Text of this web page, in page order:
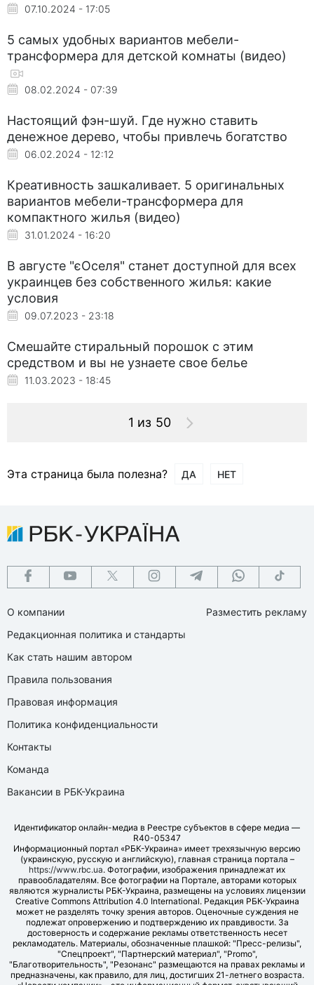
07.10.2024 - 17:05
5 самых удобных вариантов мебели-
трансформера для детской комнаты (видео)
08.02.2024 - 07:39
Настоящий фэн-шуй. Где нужно ставить
денежное дерево, чтобы привлечь богатство
06.02.2024 - 12:12
Креативность зашкаливает. 5 оригинальных
вариантов мебели-трансформера для
компактного жилья (видео)
31.01.2024 - 16:20
В августе "єОселя" станет доступной для всех
украинцев без собственного жилья: какие
условия
09.07.2023 - 23:18
Смешайте стиральный порошок с этим
средством и вы не узнаете свое белье
11.03.2023 - 18:45
1 из 50
Эта страница была полезна? ДА НЕТ
О компании
Редакционная политика и стандарты
Как стать нашим автором
Правила пользования
Правовая информация
Политика конфиденциальности
Контакты
Команда
Вакансии в РБК-Украина
Разместить рекламу
Идентификатор онлайн-медиа в Реестре субъектов в сфере медиа —
R40-05347
Информационный портал «РБК-Украина» имеет трехязычную версию
(украинскую, русскую и английскую), главная страница портала –
https://www.rbc.ua. Фотографии, изображения принадлежат их
правообладателям. Все фотографии на Портале, авторами которых
являются журналисты РБК-Украина, размещены на условиях лицензии
Creative Commons Attribution 4.0 International. Редакция РБК-Украина
может не разделять точку зрения авторов. Оценочные суждения не
подлежат опровержению и подтверждению их правдивости. За
достоверность и содержание рекламы ответственность несет
рекламодатель. Материалы, обозначенные плашкой: "Пресс-релизы",
"Спецпроект", "Партнерский материал", "Promo",
"Благотворительность", "Резонанс" размещаются на правах рекламы и
предназначены, как правило, для лиц, достигших 21-летнего возраста.